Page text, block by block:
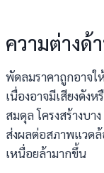
ความต่างด้
พัดลมราคาถูกอาจใ
เนื่องอาจมีเสียงดัง
สมดุล โครงสร้างบา
ส่งผลต่อสภาพแวด
เหนื่อยล้ามากขึ้น